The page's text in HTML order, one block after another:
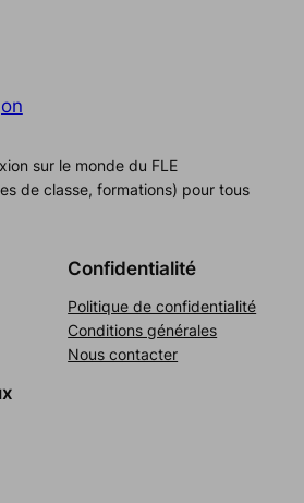
sur le monde du FLE
de classe, formations) pour tous
Confidentialité
Politique de confidentialité
Conditions générales
Nous contacter